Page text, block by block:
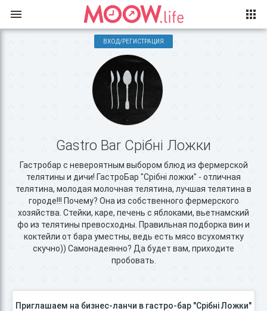
ВХОД/РЕГИСТРАЦИЯ
Gastro Bar Срібні Ложки
Гастробар с невероятным выбором блюд из фермерской
телятины и дичи! ГастроБар "Срібні ложки" - отличная
телятина, молодая молочная телятина, лучшая телятина в
городе!!! Почему? Она из собственного фермерского
хозяйства. Стейки, каре, печень с яблоками, вьетнамский
фо из телятины превосходны. Правильная подборка вин и
коктейли от бара уместны, ведь есть мясо всухомятку
скучно)) Самонадеянно? Да будет вам, приходите
пробовать.
Приглашаем на бизнес-ланчи в гастро-бар "Срібні Ложки"